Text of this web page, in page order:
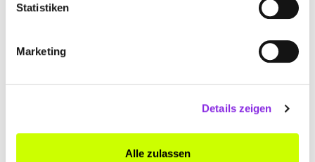
Statistiken
Marketing
Details zeigen
Alle zulassen